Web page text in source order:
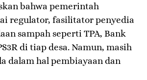
bahwa pemerintah
regulator, fasilitator penyedia
sampah seperti TPA, Bank
di tiap desa. Namun, masih
dalam hal pembiayaan dan